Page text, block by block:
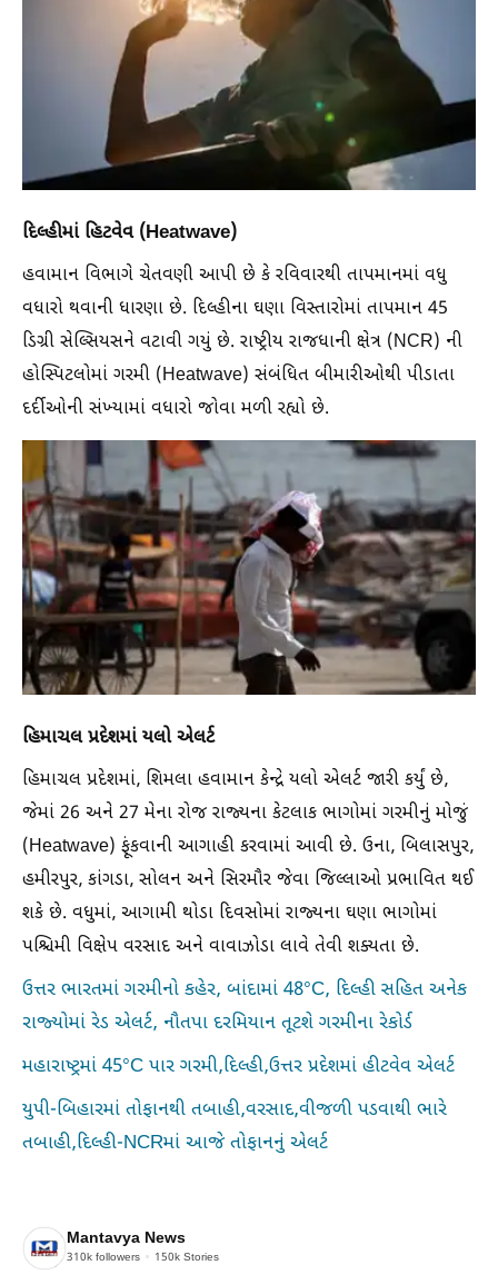
દિલ્હીમાં હિટવેવ (Heatwave)
હવામાન વિભાગે ચેતવણી આપી છે કે રવિવારથી તાપમાનમાં વધુ
વધારો થવાની ધારણા છે. દિલ્હીના ઘણા વિસ્તારોમાં તાપમાન 45
ડિગ્રી સેલ્સિયસને વટાવી ગયું છે. રાષ્ટ્રીય રાજધાની ક્ષેત્ર (NCR) ની
હોસ્પિટલોમાં ગરમી (Heatwave) સંબંધિત બીમારીઓથી પીડાતા
દર્દીઓની સંખ્યામાં વધારો જોવા મળી રહ્યો છે.
હિમાચલ પ્રદેશમાં યલો એલર્ટ
હિમાચલ પ્રદેશમાં, શિમલા હવામાન કેન્દ્રે યલો એલર્ટ જારી કર્યું છે,
જેમાં 26 અને 27 મેના રોજ રાજ્યના કેટલાક ભાગોમાં ગરમીનું મોજું
(Heatwave) ફૂંકવાની આગાહી કરવામાં આવી છે. ઉના, બિલાસપુર,
હમીરપુર, કાંગડા, સોલન અને સિરમૌર જેવા જિલ્લાઓ પ્રભાવિત થઈ
શકે છે. વધુમાં, આગામી થોડા દિવસોમાં રાજ્યના ઘણા ભાગોમાં
પશ્ચિમી વિક્ષેપ વરસાદ અને વાવાઝોડા લાવે તેવી શક્યતા છે.
ઉત્તર ભારતમાં ગરમીનો કહેર, બાંદામાં 48°C, દિલ્હી સહિત અનેક
રાજ્યોમાં રેડ એલર્ટ, નૌતપા દરમિયાન તૂટશે ગરમીના રેકોર્ડ
મહારાષ્ટ્રમાં 45°C પાર ગરમી,દિલ્હી,ઉત્તર પ્રદેશમાં હીટવેવ એલર્ટ
યુપી-બિહારમાં તોફાનથી તબાહી,વરસાદ,વીજળી પડવાથી ભારે
તબાહી,દિલ્હી-NCRમાં આજે તોફાનનું એલર્ટ
Mantavya News
310k followers 150k Stories